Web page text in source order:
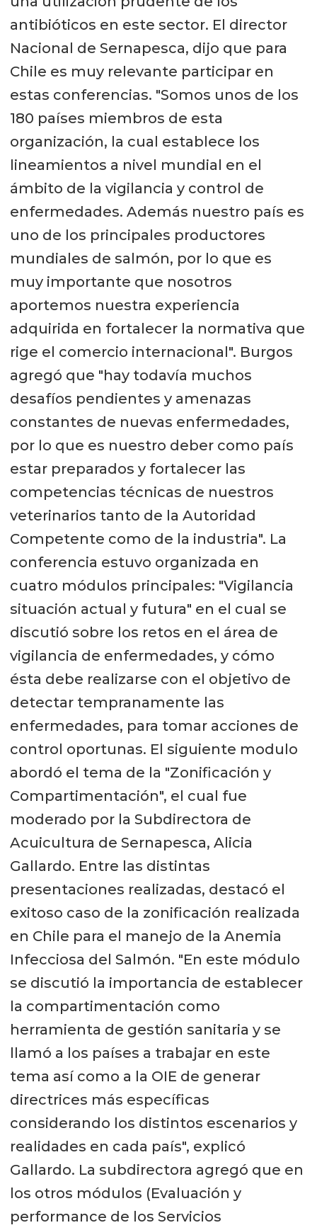
antibióticos en este sector. El director
Nacional de Sernapesca, dijo que para
Chile es muy relevante participar en
estas conferencias. "Somos unos de los
180 países miembros de esta
organización, la cual establece los
lineamientos a nivel mundial en el
ámbito de la vigilancia y control de
enfermedades. Además nuestro país es
uno de los principales productores
mundiales de salmón, por lo que es
muy importante que nosotros
aportemos nuestra experiencia
adquirida en fortalecer la normativa que
rige el comercio internacional". Burgos
agregó que "hay todavía muchos
desafíos pendientes y amenazas
constantes de nuevas enfermedades,
por lo que es nuestro deber como país
estar preparados y fortalecer las
competencias técnicas de nuestros
veterinarios tanto de la Autoridad
Competente como de la industria". La
conferencia estuvo organizada en
cuatro módulos principales: "Vigilancia
situación actual y futura" en el cual se
discutió sobre los retos en el área de
vigilancia de enfermedades, y cómo
ésta debe realizarse con el objetivo de
detectar tempranamente las
enfermedades, para tomar acciones de
control oportunas. El siguiente modulo
abordó el tema de la "Zonificación y
Compartimentación", el cual fue
moderado por la Subdirectora de
Acuicultura de Sernapesca, Alicia
Gallardo. Entre las distintas
presentaciones realizadas, destacó el
exitoso caso de la zonificación realizada
en Chile para el manejo de la Anemia
Infecciosa del Salmón. "En este módulo
se discutió la importancia de establecer
la compartimentación como
herramienta de gestión sanitaria y se
llamó a los países a trabajar en este
tema así como a la OIE de generar
directrices más específicas
considerando los distintos escenarios y
realidades en cada país", explicó
Gallardo. La subdirectora agregó que en
los otros módulos (Evaluación y
performance de los Servicios